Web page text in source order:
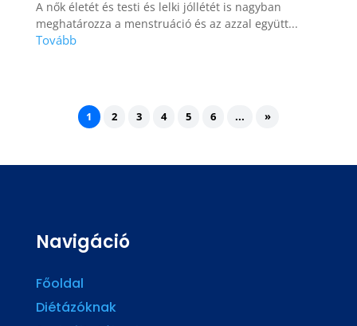
A nők életét és testi és lelki jóllétét is nagyban
meghatározza a menstruáció és az azzal együtt...
1 2 3 4 5 6 ... »
Navigáció
Főoldal
Diétázóknak